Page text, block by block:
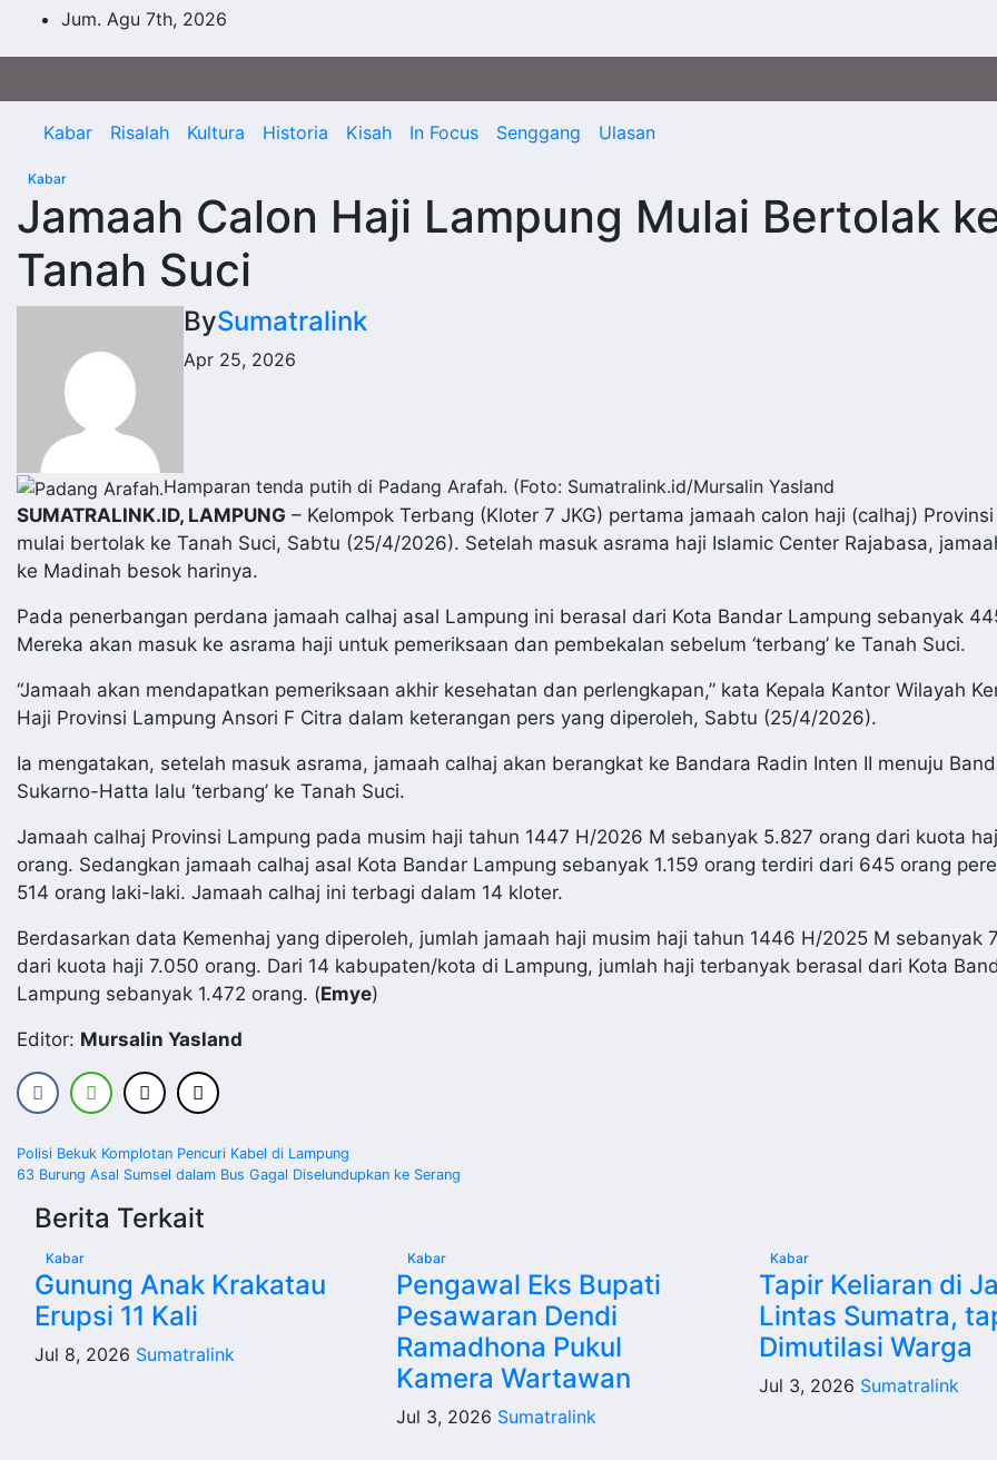
Jum. Agu 7th, 2026
Kabar Risalah Kultura Historia Kisah In Focus Senggang Ulasan
Kabar
Jamaah Calon Haji Lampung Mulai Bertolak
Tanah Suci
BySumatralink
Apr 25, 2026
Hamparan tenda putih di Padang Arafah. (Foto: Sumatralink.id/Mursalin Yasland
SUMATRALINK.ID, LAMPUNG – Kelompok Terbang (Kloter 7 JKG) pertama jamaah calon haji (calhaj)
mulai bertolak ke Tanah Suci, Sabtu (25/4/2026). Setelah masuk asrama haji Islamic Center Rajabasa,
ke Madinah besok harinya.
Pada penerbangan perdana jamaah calhaj asal Lampung ini berasal dari Kota Bandar Lampung sebanyak
Mereka akan masuk ke asrama haji untuk pemeriksaan dan pembekalan sebelum ‘terbang’ ke Tanah Suci.
“Jamaah akan mendapatkan pemeriksaan akhir kesehatan dan perlengkapan,” kata Kepala Kantor Wilayah
Haji Provinsi Lampung Ansori F Citra dalam keterangan pers yang diperoleh, Sabtu (25/4/2026).
Ia mengatakan, setelah masuk asrama, jamaah calhaj akan berangkat ke Bandara Radin Inten II menuju
Sukarno-Hatta lalu ‘terbang’ ke Tanah Suci.
Jamaah calhaj Provinsi Lampung pada musim haji tahun 1447 H/2026 M sebanyak 5.827 orang dari kuota
orang. Sedangkan jamaah calhaj asal Kota Bandar Lampung sebanyak 1.159 orang terdiri dari 645 orang
514 orang laki-laki. Jamaah calhaj ini terbagi dalam 14 kloter.
Berdasarkan data Kemenhaj yang diperoleh, jumlah jamaah haji musim haji tahun 1446 H/2025 M sebanyak
dari kuota haji 7.050 orang. Dari 14 kabupaten/kota di Lampung, jumlah haji terbanyak berasal dari Kota
Lampung sebanyak 1.472 orang. (Emye)
Editor: Mursalin Yasland
Navigasi
pos
Polisi Bekuk Komplotan Pencuri Kabel di Lampung
63 Burung Asal Sumsel dalam Bus Gagal Diselundupkan ke Serang
Berita Terkait
Kabar
Gunung Anak Krakatau
Erupsi 11 Kali
Jul 8, 2026 Sumatralink
Kabar
Pengawal Eks Bupati
Pesawaran Dendi
Ramadhona Pukul
Kamera Wartawan
Jul 3, 2026 Sumatralink
Kabar
Tapir Keliaran di
Lintas Sumatra,
Dimutilasi Warga
Jul 3, 2026 Sumatralink